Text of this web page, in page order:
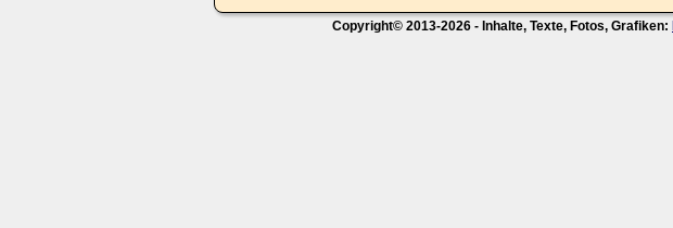
Copyright© 2013-2026 - Inhalte, Texte, Fotos, Grafiken: